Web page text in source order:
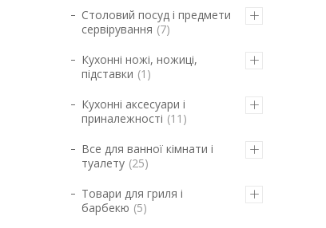
Столовий посуд і предмети
сервірування 7
Кухонні ножі, ножиці,
підставки 1
Кухонні аксесуари і
приналежності 11
Все для ванної кімнати і
туалету 25
Товари для гриля і
барбекю 5